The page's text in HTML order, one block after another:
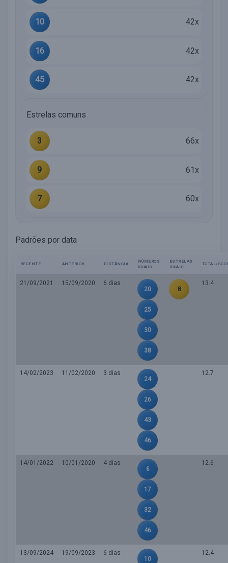
10 42x
16 42x
45 42x
Estrelas comuns
3 66x
9 61x
7 60x
Padrões por data
RECENTE ANTERIOR DISTÂNCIA
NÚMEROS
IGUAIS
ESTRELAS
IGUAIS
TOTAL/
21/09/2021 15/09/2020
6 dias
20
25
30
38
8
13.4
14/02/2023 11/02/2020
3 dias
24
26
43
46
12.7
14/01/2022 10/01/2020
4 dias
6
17
32
46
12.6
13/09/2024 19/09/2023
6 dias
10
12.4